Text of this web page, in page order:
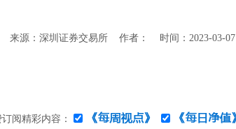
来源：深圳证券交易所 作者： 时间：2023-03-07
阅精彩内容：